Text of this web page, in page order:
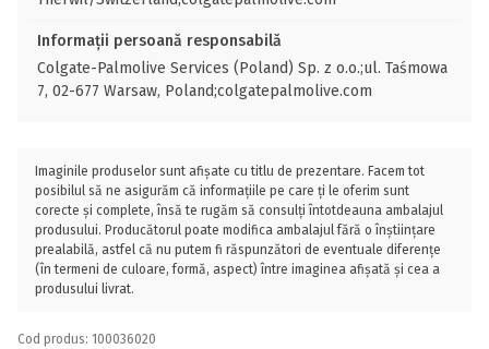
Informații persoană responsabilă
Colgate-Palmolive Services (Poland) Sp. z o.o.;ul. Taśmowa
7, 02-677 Warsaw, Poland;colgatepalmolive.com
Imaginile produselor sunt afișate cu titlu de prezentare. Facem tot
posibilul să ne asigurăm că informațiile pe care ți le oferim sunt
corecte și complete, însă te rugăm să consulți întotdeauna ambalajul
produsului. Producătorul poate modifica ambalajul fără o înștiințare
prealabilă, astfel că nu putem fi răspunzători de eventuale diferențe
(în termeni de culoare, formă, aspect) între imaginea afișată și cea a
produsului livrat.
Cod produs: 100036020